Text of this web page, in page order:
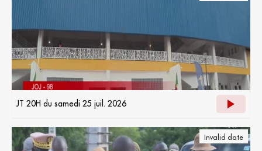
JT 20H du samedi 25 juil. 2026
Invalid date